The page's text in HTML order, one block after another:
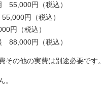
55,000円（税込）
円（税込）
円（税込）
88,000円（税込）
その他の実費は別途必要です。
。